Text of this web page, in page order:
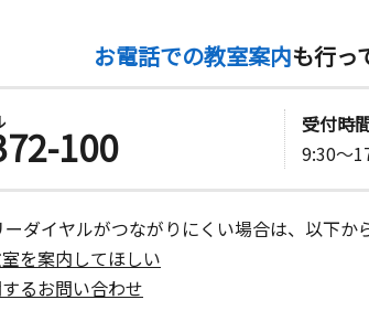
土 日
土 日
お電話での教室案内も行っ
100
受付時
9:30～
ダイヤルがつながりにくい場合は、以下か
を案内してほしい
るお問い合わせ